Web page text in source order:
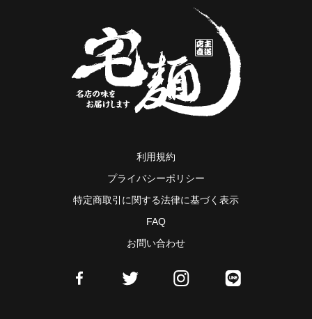
利用規約
プライバシーポリシー
特定商取引に関する法律に基づく表示
FAQ
お問い合わせ